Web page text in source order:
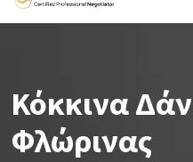
Κόκκινα
Φλώρινας